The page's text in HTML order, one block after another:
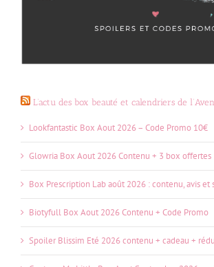
L’actu des box beauté et calendriers de
Lookfantastic Box Aout 2026 – Code Promo 10€
Glowria Box Aout 2026 Contenu + 3 box offertes
Box Prescription Lab août 2026 : contenu, avis et
Biotyfull Box Aout 2026 Contenu + Code Promo
Spoiler Blissim Eté 2026 contenu + cadeau +